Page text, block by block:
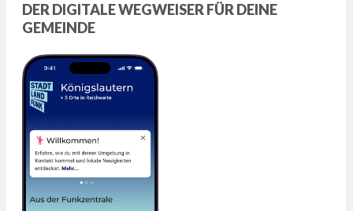
DER DIGITALE WEGWEISER FÜR DEINE
GEMEINDE